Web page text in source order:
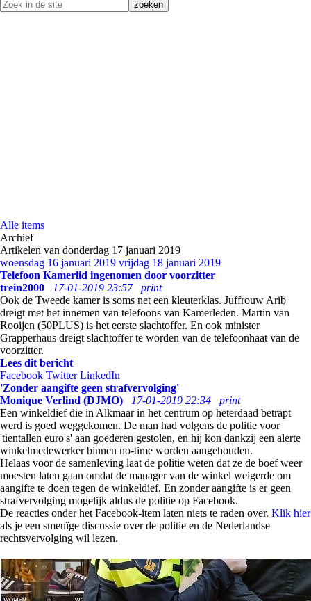
Alle items
Archief
Artikelen van donderdag 17 januari 2019
woensdag 16 januari 2019 vrijdag 18 januari 2019
Telefoon Kamerlid ingenomen door voorzitter
trein2000
17-01-2019 23:57
print
Ook de Tweede kamer is soms net een kleuterklas. Juffrouw Arib
dreigt met het innemen van telefoons van Kamerleden. Martin van
Rooijen (50PLUS) is het eerste slachtoffer. En ook minister
Grapperhaus dreigt slachtoffer te worden van de telefoonhaat van de
voorzitter.
Lees dit bericht
Facebook Twitter LinkedIn
'Zonder aangifte geen strafvervolging'
Monique Verlind (DJMO)
17-01-2019 22:34
print
Een winkeldief die in Alkmaar in het centrum op heterdaad betrapt
werd is goed weggekomen. De man had volgens de politie voor
'tientallen euro's' aan goederen gestolen, en hij kon dankzij een alerte
winkelmedewerker binnen no-time worden aangehouden.
Helaas voor de samenleving laat de politie weten dat ze de boef weer
moesten laten gaan omdat de manager van de winkel weigerde om
aangifte te doen tegen de winkeldief. En zonder aangifte is er geen
strafvervolging mogelijk aldus de politie op Facebook.
De reacties onder het Facebook-item laten niets te raden over. Klik hier
als je een smeuïge discussie over de politie en de Nederlandse
rechtsvervolging wil lezen.